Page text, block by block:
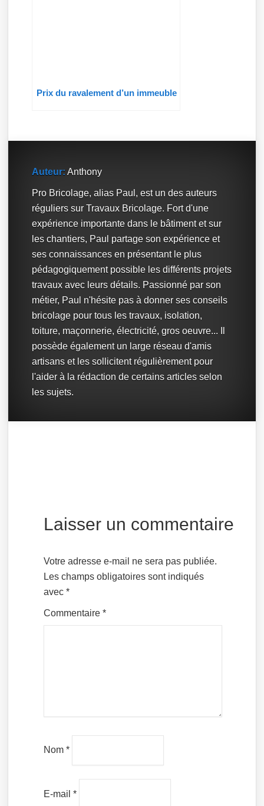
Prix du ravalement d’un immeuble
Auteur: Anthony
Pro Bricolage, alias Paul, est un des auteurs
réguliers sur Travaux Bricolage. Fort d'une
expérience importante dans le bâtiment et sur
les chantiers, Paul partage son expérience et
ses connaissances en présentant le plus
pédagogiquement possible les différents projets
travaux avec leurs détails. Passionné par son
métier, Paul n'hésite pas à donner ses conseils
bricolage pour tous les travaux, isolation,
toiture, maçonnerie, électricité, gros oeuvre... Il
possède également un large réseau d'amis
artisans et les sollicitent régulièrement pour
l'aider à la rédaction de certains articles selon
les sujets.
Laisser un commentaire
Votre adresse e-mail ne sera pas publiée.
Les champs obligatoires sont indiqués
avec*
Commentaire*
Nom*
E-mail*